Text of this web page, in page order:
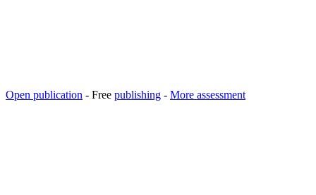
Open publication - Free publishing - More assessment